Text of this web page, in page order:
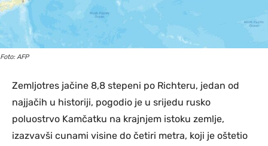
Foto: AFP
Zemljotres jačine 8,8 stepeni po Richteru, jedan od
najjačih u historiji, pogodio je u srijedu rusko
poluostrvo Kamčatku na krajnjem istoku zemlje,
izazvavši cunami visine do četiri metra, koji je oštetio